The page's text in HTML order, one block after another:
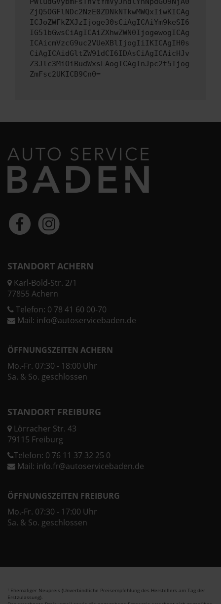
ZjQ5OGFlNDc2NzE0ZDNkNTkwMWQxIiwKICAg
ICJoZWFkZXJzIjoge30sCiAgICAiYm9keSI6
IG51bGwsCiAgICAiZXhwZWN0IjogewogICAg
ICAicmVzcG9uc2VUeXBlIjogIiIKICAgIH0s
CiAgICAidGltZW91dCI6IDAsCiAgICAicHJv
Z3Jlc3MiOiBudWxsLAogICAgInJpc2t5Ijog
ZmFsc2UKICB9Cn0=
STANDORT ACHERN
Karl-Bold-Str. 2/1
77855 Achern
Telefon: 0 78 41 60 00-70
Mail: info@autoservicebaden.de
ÖFFNUNGSZEITEN ACHERN
Mo.-Fr. 07:30 - 18:00 Uhr
Sa. & So. geschlossen
STANDORT FREIBURG
Lörracher Str. 43
79115 Freiburg
Telefon: 0 76 11 37 32 25 0
Mail: info.fr@autoservicebaden.de
ÖFFNUNGSZEITEN FREIBURG
Mo.-Fr. 07:30 - 17:00 Uhr
Sa. & So. geschlossen
1 Ehemaliger Neupreis (Unverbindliche Preisempfehlung des Herstellers am Tag der
Erstzulassung).